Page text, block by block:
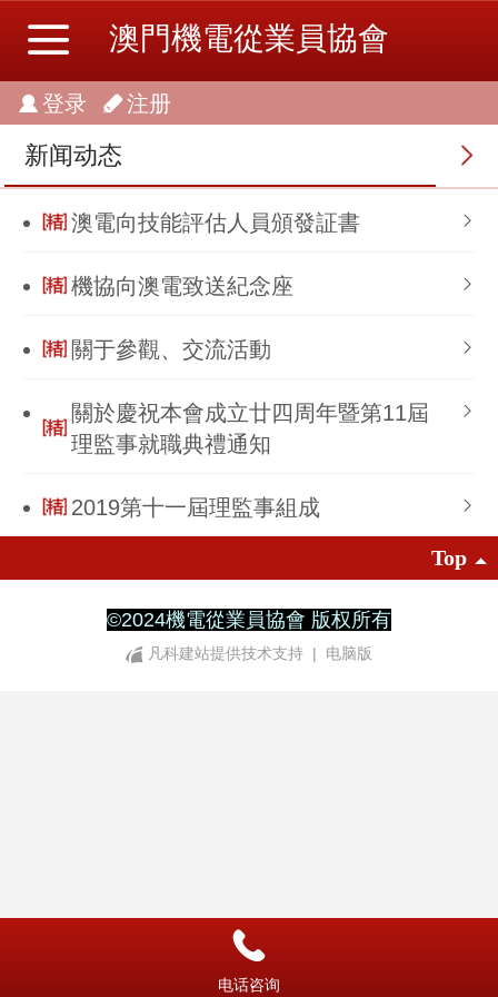
澳門機電從業員協會
登录 注册
新闻动态
澳電向技能評估人員頒發証書
機協向澳電致送紀念座
關于參觀、交流活動
關於慶祝本會成立廿四周年暨第11屆
理監事就職典禮通知
2019第十一屆理監事組成
Top
©2024機電從業員協會 版权所有
凡科建站提供技术支持 | 电脑版
电话咨询